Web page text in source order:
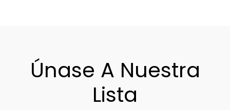
Únase A Nuestra
Lista